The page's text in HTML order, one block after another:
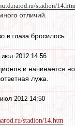
stadion/14.htm
отличий.
в глаза бросилось
июл 2012 14:56
и начинается
лужа.
2012 14:50
stadion/14.htm